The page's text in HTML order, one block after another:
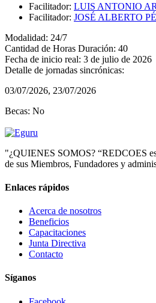
Facilitador: LUIS ANTONIO
Facilitador: JOSÉ ALBERTO
Modalidad: 24/7
Cantidad de Horas Duración: 40
Fecha de inicio real: 3 de julio de 2026
Detalle de jornadas sincrónicas:
03/07/2026, 23/07/2026
Becas: No
"¿QUIENES SOMOS? “REDCOES
de sus Miembros, Fundadores y
Enlaces rápidos
Acerca de nosotros
Beneficios
Capacitaciones
Junta Directiva
Contacto
Síganos